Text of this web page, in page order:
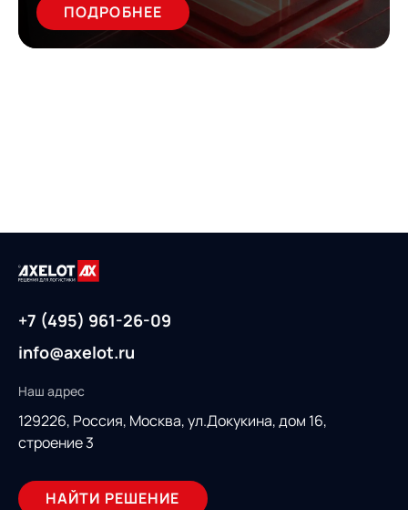
ПОДРОБНЕЕ
+7 (495) 961-26-09
info@axelot.ru
Наш адрес
129226, Россия, Москва, ул.Докукина, дом 16,
строение 3
НАЙТИ РЕШЕНИЕ